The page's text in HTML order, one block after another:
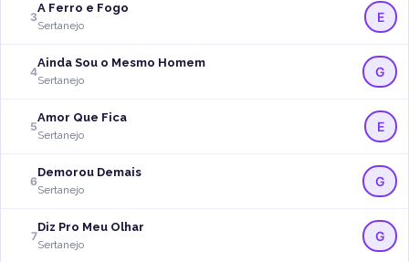
3
A Ferro e Fogo
Sertanejo
E
4
Ainda Sou o Mesmo Homem
Sertanejo
G
5
Amor Que Fica
Sertanejo
E
6
Demorou Demais
Sertanejo
G
7
Diz Pro Meu Olhar
Sertanejo
G